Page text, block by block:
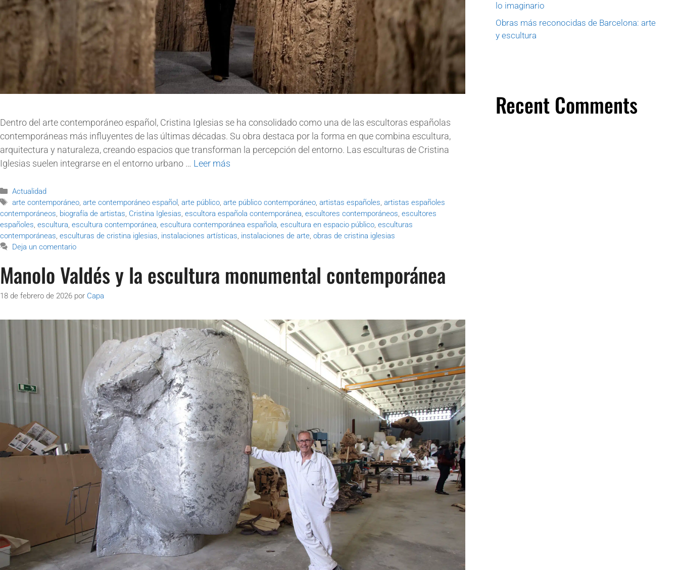
Dentro del arte contemporáneo español, Cristina Iglesias se ha consolidado como una de las escultoras españolas
contemporáneas más influyentes de las últimas décadas. Su obra destaca por la forma en que combina escultura,
arquitectura y naturaleza, creando espacios que transforman la percepción del entorno. Las esculturas de Cristina
Iglesias suelen integrarse en el entorno urbano … Leer más
Actualidad
arte contemporáneo,arte contemporáneo español ,arte público,arte público contemporáneo,artistas españoles,artistas españoles
contemporáneos, biografía de artistas, Cristina Iglesias, escultora española contemporánea, escultores contemporáneos, escultores
españoles, escultura, escultura contemporánea, escultura contemporánea española, escultura en espacio público, esculturas
contemporáneas, esculturas de cristina iglesias, instalaciones artísticas, instalaciones de arte, obras de cristina iglesias
Deja un comentario
Manolo Valdés y la escultura monumental contemporánea
18 de febrero de 2026 por Capa
lo imaginario
Obras más reconocidas de Barcelona: arte
y escultura
Recent Comments